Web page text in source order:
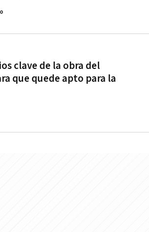
clave de la obra del
que quede apto para la